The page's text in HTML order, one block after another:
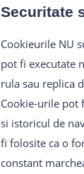
Securitate
Cookieurile NU
pot fi executate
rula sau replica
Cookie-urile pot
si istoricul de
fi folosite ca o
constant